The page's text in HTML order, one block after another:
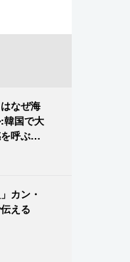
なぜ海
韓国で大
呼ぶ
カン・
える